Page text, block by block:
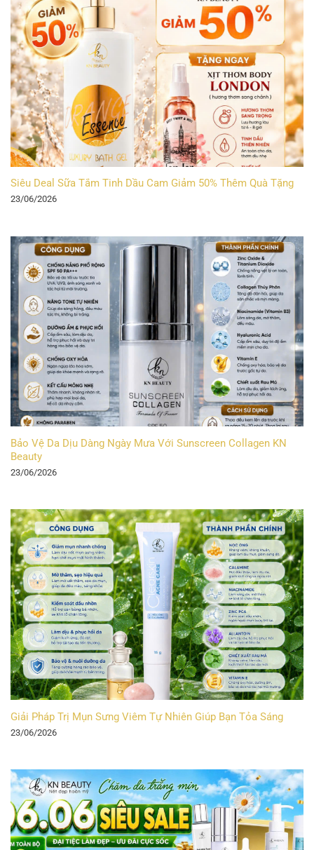
Siêu Deal Sữa Tắm Tinh Dầu Cam Giảm 50% Thêm Quà Tặng
23/06/2026
Bảo Vệ Da Dịu Dàng Ngày Mưa Với Sunscreen Collagen KN
Beauty
23/06/2026
Giải Pháp Trị Mụn Sưng Viêm Tự Nhiên Giúp Bạn Tỏa Sáng
23/06/2026